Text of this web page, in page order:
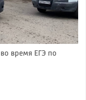
время ЕГЭ по